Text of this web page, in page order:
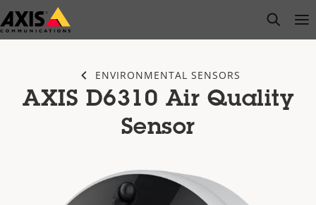
주
요
open
ENVIRONMENTAL SENSORS
AXIS D6310 Air Quality
Sensor